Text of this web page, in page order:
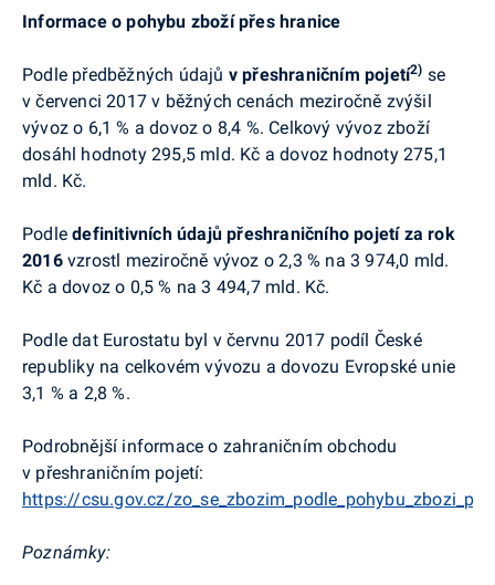
Informace o pohybu zboží přes hranice
Podle předběžných údajů v přeshraničním pojetí2) se
v červenci 2017 v běžných cenách meziročně zvýšil
vývoz o 6,1 % a dovoz o 8,4 %. Celkový vývoz zboží
dosáhl hodnoty 295,5 mld. Kč a dovoz hodnoty 275,1
mld. Kč.
Podledefinitivních údajů přeshraničního pojetí za rok
2016 vzrostl meziročně vývoz o 2,3 % na 3 974,0 mld.
Kč a dovoz o 0,5 % na 3 494,7 mld. Kč.
Podle dat Eurostatu byl v červnu 2017 podíl České
republiky na celkovém vývozu a dovozu Evropské unie
3,1 % a 2,8 %.
Podrobnější informace o zahraničním obchodu
v přeshraničním pojetí:
https://csu.gov.cz/
Poznámky: